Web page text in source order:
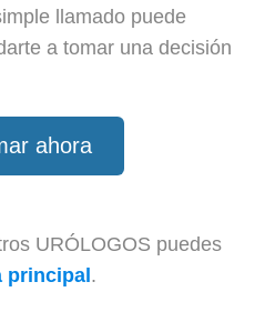
llamado puede
a tomar una decisión
ahora
URÓLOGOS puedes
principal .